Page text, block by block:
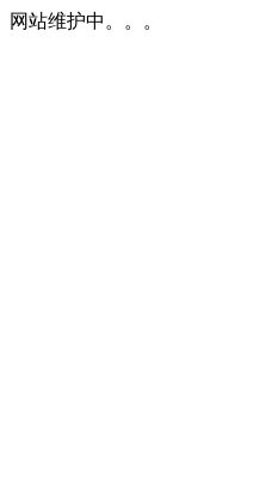
网站维护中。。。